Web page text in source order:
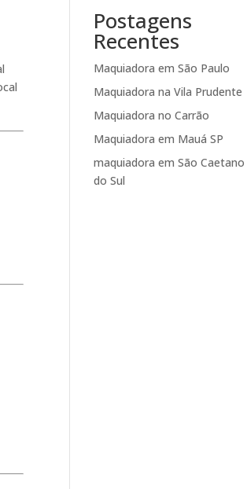
Postagens
Recentes
Maquiadora em São Paulo
Maquiadora na Vila Prudente
Maquiadora no Carrão
Maquiadora em Mauá SP
maquiadora em São Caetano
do Sul